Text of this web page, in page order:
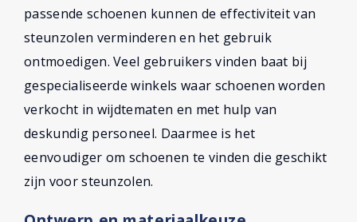
passende schoenen kunnen de effectiviteit van
steunzolen verminderen en het gebruik
ontmoedigen. Veel gebruikers vinden baat bij
gespecialiseerde winkels waar schoenen worden
verkocht in wijdtematen en met hulp van
deskundig personeel. Daarmee is het
eenvoudiger om schoenen te vinden die geschikt
zijn voor steunzolen.